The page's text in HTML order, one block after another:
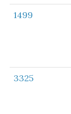
LINK
1499
3325